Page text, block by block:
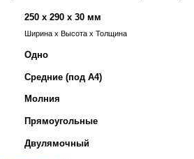
250 x 290 x 30 мм
Ширина x Высота x Толщина
Одно
Средние (под А4)
Молния
Прямоугольные
Двулямочный